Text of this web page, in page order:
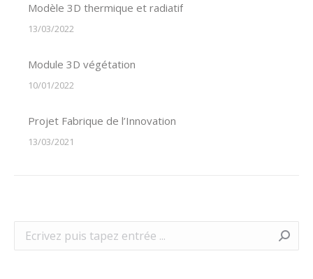
Modèle 3D thermique et radiatif
13/03/2022
Module 3D végétation
10/01/2022
Projet Fabrique de l’Innovation
13/03/2021
Search: